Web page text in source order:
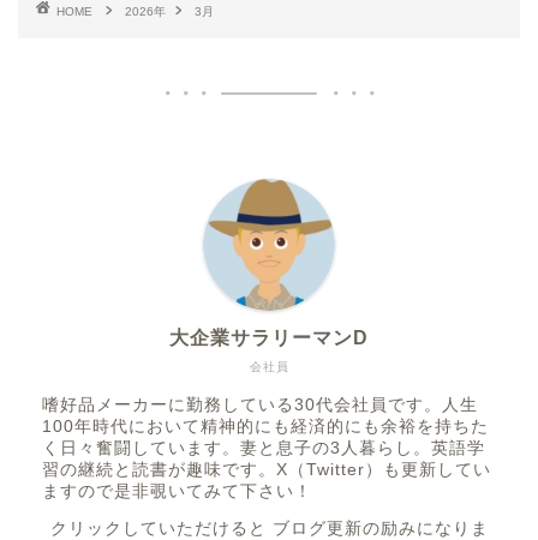
HOME 2026年 3月
会社員
大企業サラリーマンD
嗜好品メーカーに勤務している30代会社員です。人生
100年時代において精神的にも経済的にも余裕を持ちた
く日々奮闘しています。妻と息子の3人暮らし。英語学
習の継続と読書が趣味です。X（Twitter）も更新してい
ますので是非覗いてみて下さい！
クリックしていただけると ブログ更新の励みになりま